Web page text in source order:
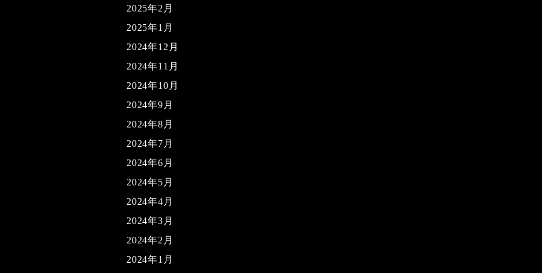
2025年2月
2025年1月
2024年12月
2024年11月
2024年10月
2024年9月
2024年8月
2024年7月
2024年6月
2024年5月
2024年4月
2024年3月
2024年2月
2024年1月